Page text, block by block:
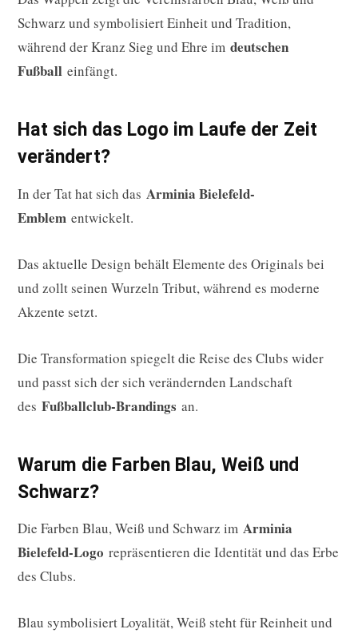
Schwarz und symbolisiert Einheit und Tradition,
während der Kranz Sieg und Ehre im deutschen
Fußball einfängt.
Hat sich das Logo im Laufe der Zeit
verändert?
In der Tat hat sich das Arminia Bielefeld-
Emblem entwickelt.
Das aktuelle Design behält Elemente des Originals bei
und zollt seinen Wurzeln Tribut, während es moderne
Akzente setzt.
Die Transformation spiegelt die Reise des Clubs wider
und passt sich der sich verändernden Landschaft
des Fußballclub-Brandings an.
Warum die Farben Blau, Weiß und
Schwarz?
Die Farben Blau, Weiß und Schwarz im Arminia
Bielefeld-Logo repräsentieren die Identität und das Erbe
des Clubs.
Blau symbolisiert Loyalität, Weiß steht für Reinheit und